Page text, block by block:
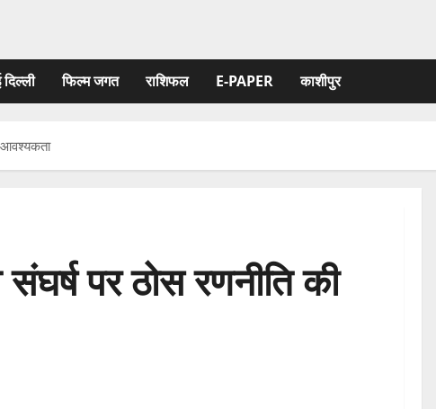
फिल्‍म जगत राशिफल E-PAPER काशीपुर
आवश्यकता
पर ठोस रणनीति की